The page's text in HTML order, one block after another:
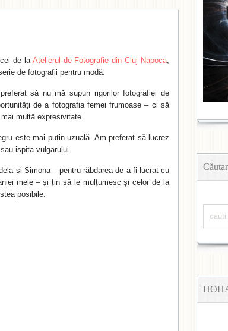
de la Atelierul de Fotografie din Cluj Napoca,
de fotografii pentru modă.
să nu mă supun rigorilor fotografiei de
de a fotografia femei frumoase – ci să
multă expresivitate.
este mai puțin uzuală. Am preferat să lucrez
ispita vulgarului.
și Simona – pentru răbdarea de a fi lucrat cu
mele – și țin să le mulțumesc și celor de la
posibile.